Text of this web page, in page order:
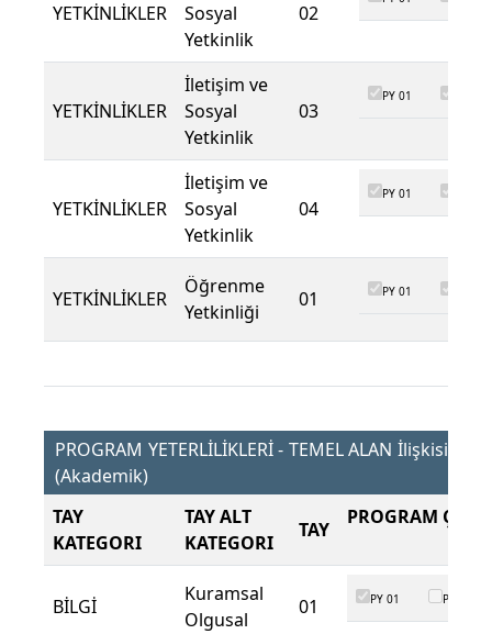
YETKİNLİKLER
Sosyal
Yetkinlik
02
YETKİNLİKLER
İletişim ve
Sosyal
Yetkinlik
03
PY 01
YETKİNLİKLER
İletişim ve
Sosyal
Yetkinlik
04
PY 01
YETKİNLİKLER
Öğrenme
Yetkinliği
01 PY 01
PROGRAM YETERLİLİKLERİ - TEMEL ALAN İlişkisi
(Akademik)
TAY
KATEGORI
TAY ALT
KATEGORI
TAY
PROGRAM
BİLGİ
Kuramsal
Olgusal
01 PY 01 PY 02